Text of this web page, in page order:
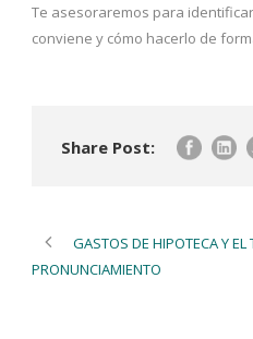
Te asesoraremos para
conviene y cómo hacerlo de
Share Post:
GASTOS DE HIPOTECA Y
PRONUNCIAMIENTO